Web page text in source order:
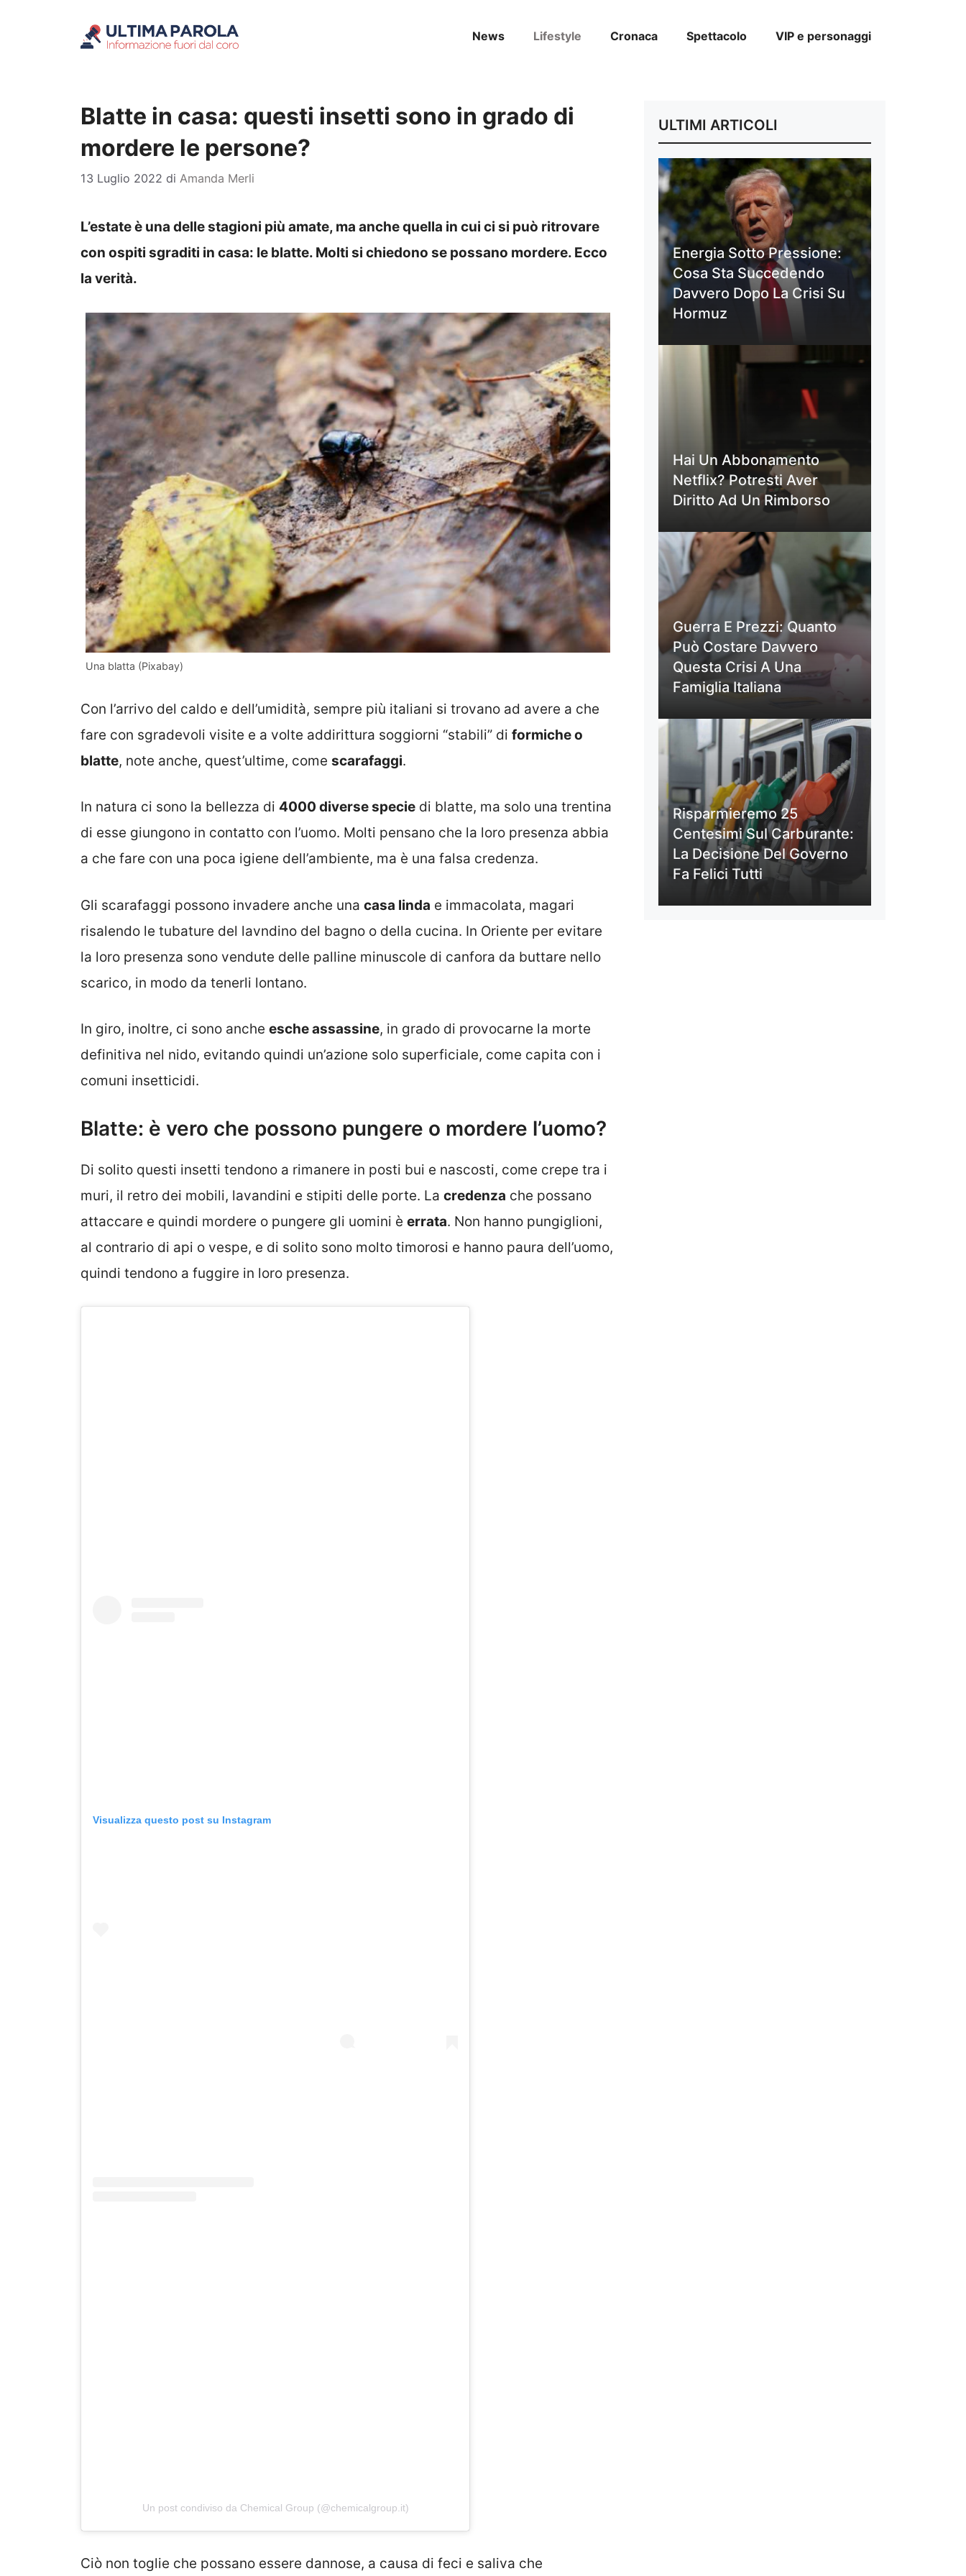
News Lifestyle Cronaca Spettacolo VIP e personaggi
Blatte in casa: questi insetti sono in grado di
mordere le persone?
13 Luglio 2022 di Amanda Merli
L’estate è una delle stagioni più amate, ma anche quella in cui ci si può ritrovare
con ospiti sgraditi in casa: le blatte. Molti si chiedono se possano mordere. Ecco
la verità.
Una blatta (Pixabay)
Con l’arrivo del caldo e dell’umidità, sempre più italiani si trovano ad avere a che
fare con sgradevoli visite e a volte addirittura soggiorni “stabili” di formiche o
blatte, note anche, quest’ultime, come scarafaggi.
In natura ci sono la bellezza di 4000 diverse specie di blatte, ma solo una trentina
di esse giungono in contatto con l’uomo. Molti pensano che la loro presenza abbia
a che fare con una poca igiene dell’ambiente, ma è una falsa credenza.
Gli scarafaggi possono invadere anche una casa linda e immacolata, magari
risalendo le tubature del lavndino del bagno o della cucina. In Oriente per evitare
la loro presenza sono vendute delle palline minuscole di canfora da buttare nello
scarico, in modo da tenerli lontano.
In giro, inoltre, ci sono anche esche assassine, in grado di provocarne la morte
definitiva nel nido, evitando quindi un’azione solo superficiale, come capita con i
comuni insetticidi.
Blatte: è vero che possono pungere o mordere l’uomo?
Di solito questi insetti tendono a rimanere in posti bui e nascosti, come crepe tra i
muri, il retro dei mobili, lavandini e stipiti delle porte. La credenza che possano
attaccare e quindi mordere o pungere gli uomini è errata. Non hanno pungiglioni,
al contrario di api o vespe, e di solito sono molto timorosi e hanno paura dell’uomo,
quindi tendono a fuggire in loro presenza.
Visualizza questo post su Instagram
Un post condiviso da Chemical Group (@chemicalgroup.it)
Ciò non toglie che possano essere dannose, a causa di feci e saliva che
ULTIMI ARTICOLI
Energia Sotto Pressione:
Cosa Sta Succedendo
Davvero Dopo La Crisi Su
Hormuz
Hai Un Abbonamento
Netflix? Potresti Aver
Diritto Ad Un Rimborso
Guerra E Prezzi: Quanto
Può Costare Davvero
Questa Crisi A Una
Famiglia Italiana
Risparmieremo 25
Centesimi Sul Carburante:
La Decisione Del Governo
Fa Felici Tutti